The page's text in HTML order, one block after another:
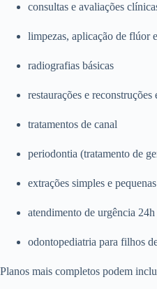
consultas e avaliações
limpezas, aplicação de flúor
radiografias básicas
restaurações e reconstruções
tratamentos de canal
periodontia (tratamento de
extrações simples e
atendimento de urgência 24h
odontopediatria para filhos
Planos mais completos podem